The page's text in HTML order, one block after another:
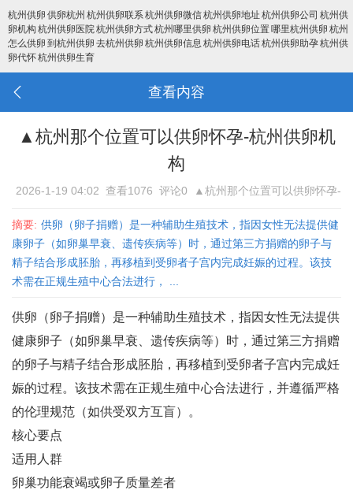
杭州供卵 供卵杭州 杭州供卵联系杭州供卵微信杭州供卵地址 杭州供卵公司 杭州供
卵机构 杭州供卵医院杭州供卵方式杭州哪里供卵 杭州供卵位置哪里杭州供卵 杭州
怎么供卵 到杭州供卵 去杭州供卵 杭州供卵信息 杭州供卵电话杭州供卵助孕杭州供
卵代怀杭州供卵生育
查看内容
▲杭州那个位置可以供卵怀孕-杭州供卵机
构
2026-1-19 04:02 查看1076 评论0
▲杭州那个位置可以供卵怀孕-
摘要: 供卵（卵子捐赠）是一种辅助生殖技术，指因女性无法提供健
康卵子（如卵巢早衰、遗传疾病等）时，通过第三方捐赠的卵子与
精子结合形成胚胎，再移植到受卵者子宫内完成妊娠的过程‌。该技
术需在正规生殖中心合法进行， ...
供卵（卵子捐赠）是一种辅助生殖技术，指因女性无法提供
健康卵子（如卵巢早衰、遗传疾病等）时，通过第三方捐赠
的卵子与精子结合形成胚胎，再移植到受卵者子宫内完成妊
娠的过程‌。该技术需在正规生殖中心合法进行，并遵循严格
的伦理规范（如供受双方互盲）‌。
核心要点
适用人群‌
卵巢功能衰竭或卵子质量差者‌